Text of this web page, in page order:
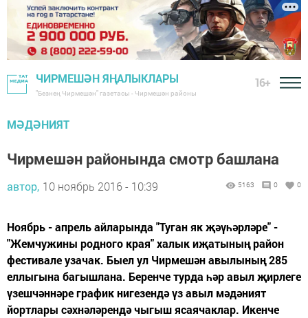
ЧИРМЕШӘН ЯҢАЛЫКЛАРЫ
"Безнең Чирмешән" газетасы - Чирмешән районы
16+
МӘДӘНИЯТ
Чирмешән районында смотр башлана
автор, 10 ноябрь 2016 - 10:39 5163 0 0
Ноябрь - апрель айларында "Туган як җәүһәрләре" -
"Жемчужины родного края" халык иҗатының район
фестивале узачак. Быел ул Чирмешән авылының 285
еллыгына багышлана. Беренче турда һәр авыл җирлеге
үзешчәннәре график нигезендә үз авыл мәдәният
йортлары сәхнәләрендә чыгыш ясаячаклар. Икенче